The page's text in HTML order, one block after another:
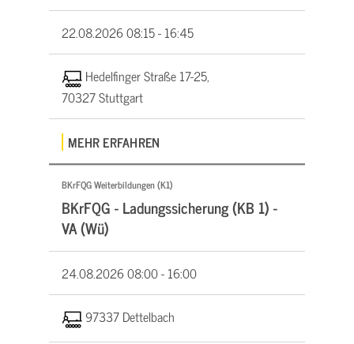
22.08.202608:15 - 16:45
Hedelfinger Straße 17-25,
70327 Stuttgart
MEHR ERFAHREN
BKrFQG Weiterbildungen (K1)
BKrFQG - Ladungssicherung (KB 1) -
VA (Wü)
24.08.202608:00 - 16:00
97337 Dettelbach